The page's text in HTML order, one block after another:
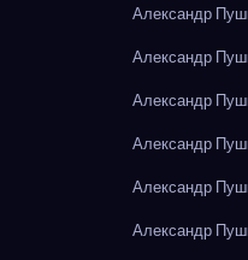
Александр
Александр
Александр
Александр
Александр
Александр